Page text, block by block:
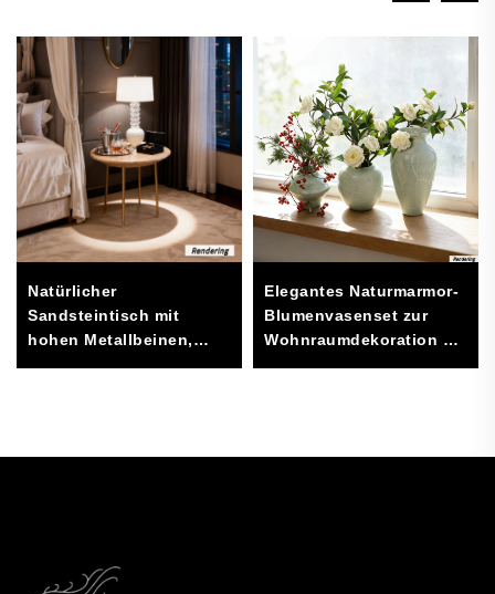
Natürlicher
Sandsteintisch mit
hohen Metallbeinen,
(Durchmesser 50 cm,
Elegantes Naturmarmor-
Blumenvasenset zur
Wohnraumdekoration –
Hotel